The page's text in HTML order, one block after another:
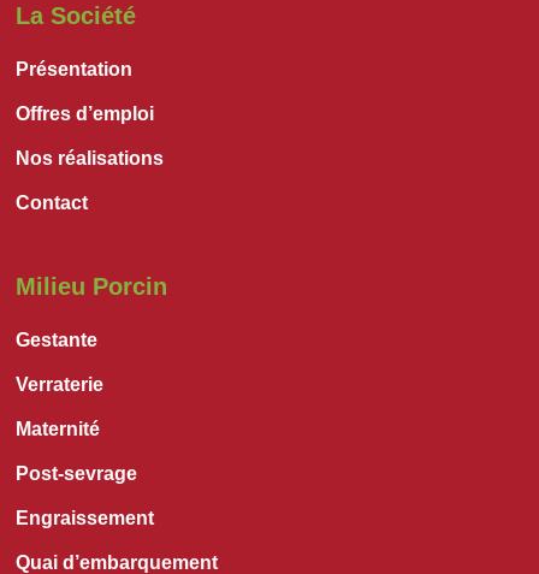
La Société
Présentation
Offres d’emploi
Nos réalisations
Contact
Milieu Porcin
Gestante
Verraterie
Maternité
Post-sevrage
Engraissement
Quai d’embarquement